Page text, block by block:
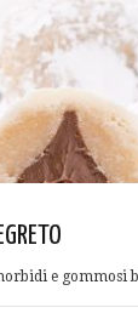
e gommosi